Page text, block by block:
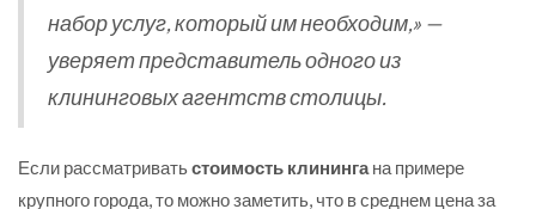
набор услуг, который им необходим,» —
уверяет представитель одного из
клининговых агентств столицы.
Если рассматриватьстоимость клинингана примере
крупного города, то можно заметить, что в среднем цена за